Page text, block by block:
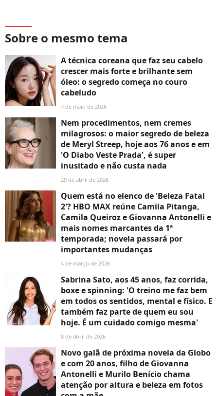
Sobre o mesmo tema
A técnica coreana que faz seu cabelo
crescer mais forte e brilhante sem
óleo: o segredo começa no couro
cabeludo
7 de maio de 2026
Nem procedimentos, nem cremes
milagrosos: o maior segredo de beleza
de Meryl Streep, hoje aos 76 anos e em
'O Diabo Veste Prada', é super
inusitado e não custa nada
29 de abril de 2026
Quem está no elenco de 'Beleza Fatal
2'? HBO MAX reúne Camila Pitanga,
Camila Queiroz e Giovanna Antonelli e
mais nomes marcantes da 1ª
temporada; novela passará por
importantes mudanças
4 de março de 2026
Sabrina Sato, aos 45 anos, faz corrida,
boxe e spinning: 'O treino me faz bem
em todos os sentidos, mental e físico. E
também faz parte de quem eu sou
hoje. É um cuidado comigo mesma'
8 de abril de 2026
Novo galã de próxima novela da Globo
e com 20 anos, filho de Giovanna
Antonelli e Murilo Benício chama
atenção por altura e beleza em fotos